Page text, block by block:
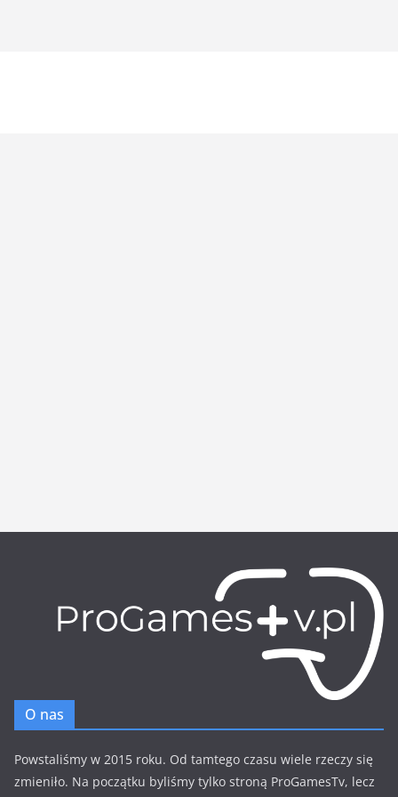
O nas
Powstaliśmy w 2015 roku. Od tamtego czasu wiele rzeczy się
zmieniło. Na początku byliśmy tylko stroną ProGamesTv, lecz